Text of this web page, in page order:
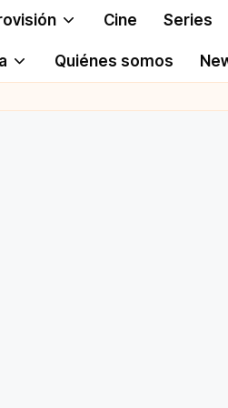
Cine Series
Quiénes somos